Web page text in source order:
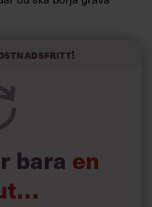
bara en